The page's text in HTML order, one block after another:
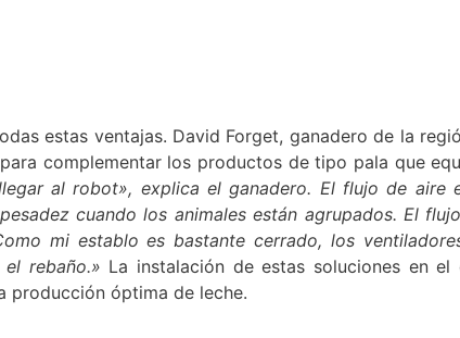
estas ventajas. David Forget, ganadero de la
complementar los productos de tipo pala que
al robot», explica el ganadero. El flujo de aire
cuando los animales están agrupados. El
mi establo es bastante cerrado, los
rebaño.» La instalación de estas soluciones en
producción óptima de leche.